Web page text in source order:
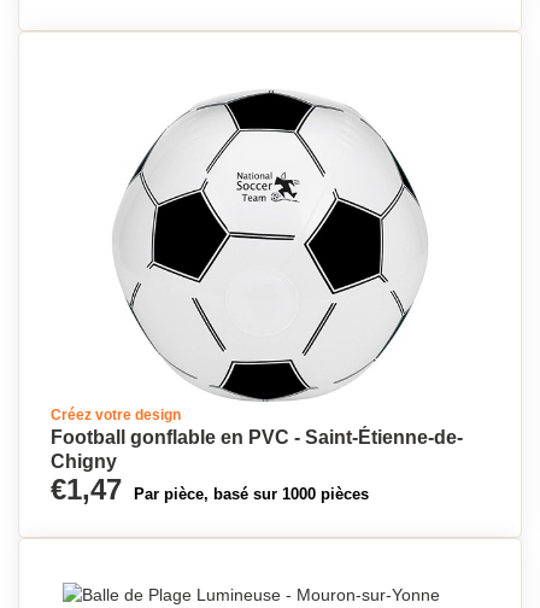
Créez votre design
Football gonflable en PVC - Saint-Étienne-de-
Chigny
€1,47 Par pièce, basé sur 1000 pièces